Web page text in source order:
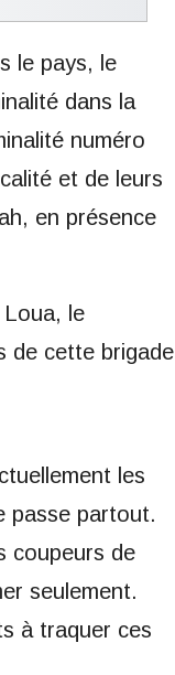
le pays, le
dans la
numéro
et de leurs
en présence
le
de cette brigade
les
passe partout.
coupeurs de
seulement.
à traquer ces